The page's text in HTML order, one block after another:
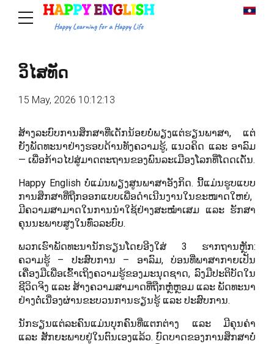
ວິໄສທັດ
15 May, 2026 10:12:13
ສ້າງລະບົບການສຶກສາທີ່ເດັກນ້ອຍບໍ່ພຽງແຕ່ຮຽນພາສາ, ແຕ່
ຍັງພັດທະນາຢ່າງຮອບດ້ານທັງຄວາມຮູ້, ແນວຄິດ ແລະ ອາລົມ
— ເພື່ອກ້າວໄປສູ່ມາດຕະຖານຂອງພົນລະເມືອງໂລກທີ່ໂດດເດັ່ນ.
Happy English ບໍ່ແມ່ນພຽງສູນພາສາອັງກິດ. ນີ້ແມ່ນຮູບແບບ
ການສຶກສາທີ່ຖືກອອກແບບເພື່ອດຳເນີນງານໃນຂະໜາດໃຫຍ່,
ມີຄວາມສາມາດໃນການນຳໃຊ້ຢ່າງສະໝ່ຳເສມ ແລະ ຮັກສາ
ຄຸນນະພາບສູງໃນທົ່ວລະບົບ.
ພວກເຮົາພັດທະນານັກຮຽນໂດຍອີງໃສ່ 3 ຮາກຖານຫຼັກ:
ຄວາມຮູ້ – ປະສົບການ – ອາລົມ, ບ່ອນທີ່ພາສາກາຍເປັນ
ເຄື່ອງມືເພື່ອເຂົ້າເຖິງຄວາມຮູ້ຂອງມະນຸດຊາດ, ລົງມືປະຕິບັດໃນ
ຊີວິດຈິງ ແລະ ສ້າງຄວາມສາມາດທີ່ຖືກຫຼໍ່ຫຼອມ ແລະ ພັດທະນາ
ຢ່າງຕໍ່ເນື່ອງຜ່ານຂະບວນການຮຽນຮູ້ ແລະ ປະສົບການ.
ນັກຮຽນແຕ່ລະຄົນແມ່ນບຸກຄົນທີ່ແຕກຕ່າງ ແລະ ມີຄຸນຄ່າ
ແລະ ສັກຍະພາບຢູ່ໃນຕົນເອງແລ້ວ. ບົດບາດຂອງການສຶກສາບໍ່